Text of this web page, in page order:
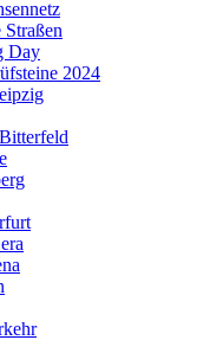
Straßen
Day
2024